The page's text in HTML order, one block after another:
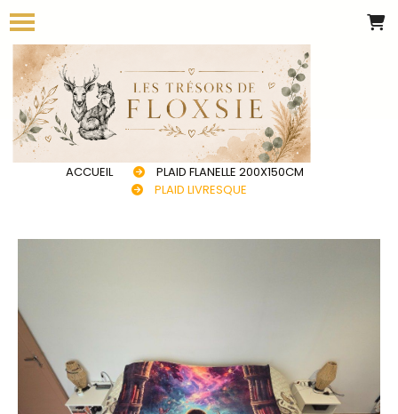
ACCUEIL
PLAID FLANELLE 200X150CM
PLAID LIVRESQUE